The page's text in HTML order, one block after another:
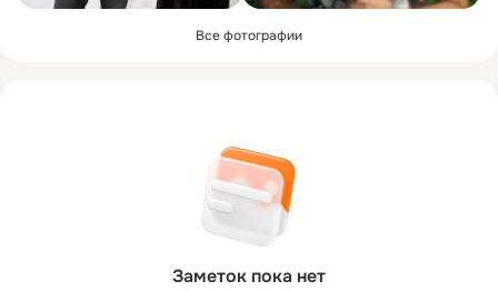
Все фотографии
Заметок пока нет